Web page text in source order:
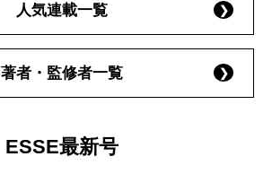
人気連載一覧
著者・監修者一覧
ESSE最新号